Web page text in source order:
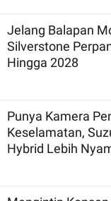
Jelang Balapan
Silverstone
Hingga 2028
Punya Kamera
Keselamatan,
Hybrid Lebih